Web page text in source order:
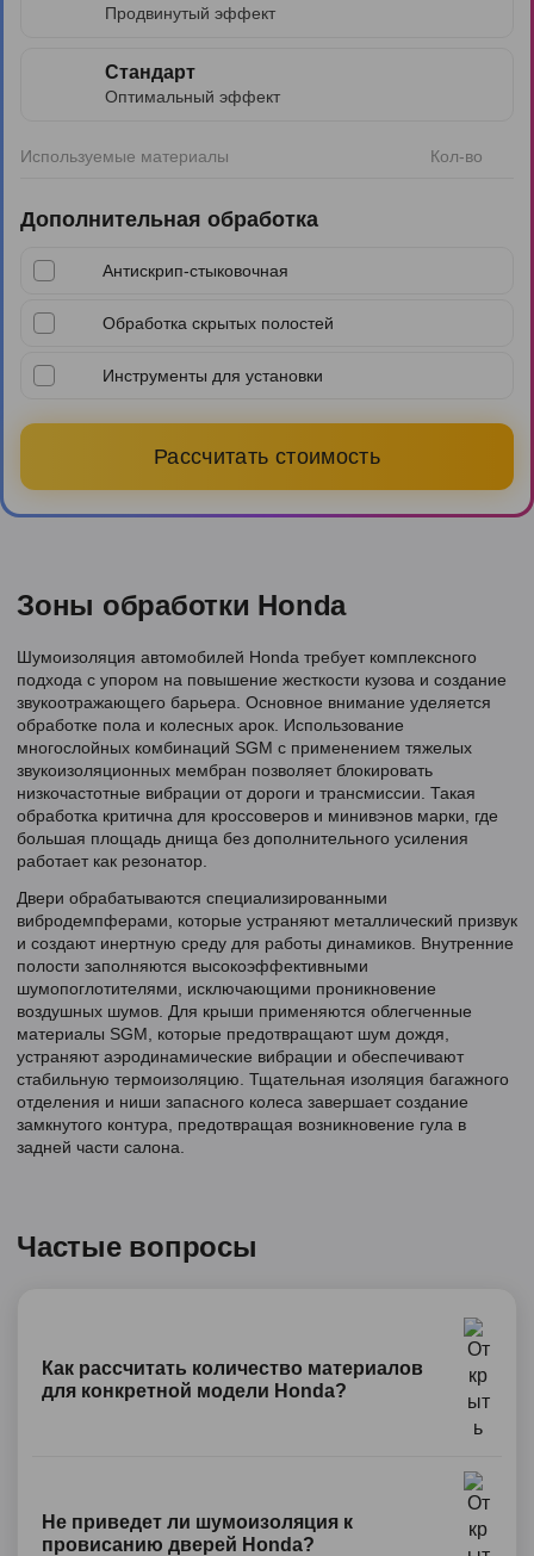
Продвинутый эффект
Стандарт
Оптимальный эффект
Используемые материалы Кол-во
Дополнительная обработка
Антискрип-стыковочная
Обработка скрытых полостей
Инструменты для установки
Рассчитать стоимость
Зоны обработки Honda
Шумоизоляция автомобилей Honda требует комплексного
подхода с упором на повышение жесткости кузова и создание
звукоотражающего барьера. Основное внимание уделяется
обработке пола и колесных арок. Использование
многослойных комбинаций SGM с применением тяжелых
звукоизоляционных мембран позволяет блокировать
низкочастотные вибрации от дороги и трансмиссии. Такая
обработка критична для кроссоверов и минивэнов марки, где
большая площадь днища без дополнительного усиления
работает как резонатор.
Двери обрабатываются специализированными
вибродемпферами, которые устраняют металлический призвук
и создают инертную среду для работы динамиков. Внутренние
полости заполняются высокоэффективными
шумопоглотителями, исключающими проникновение
воздушных шумов. Для крыши применяются облегченные
материалы SGM, которые предотвращают шум дождя,
устраняют аэродинамические вибрации и обеспечивают
стабильную термоизоляцию. Тщательная изоляция багажного
отделения и ниши запасного колеса завершает создание
замкнутого контура, предотвращая возникновение гула в
задней части салона.
Частые вопросы
Как рассчитать количество материалов
для конкретной модели Honda?
Не приведет ли шумоизоляция к
провисанию дверей Honda?